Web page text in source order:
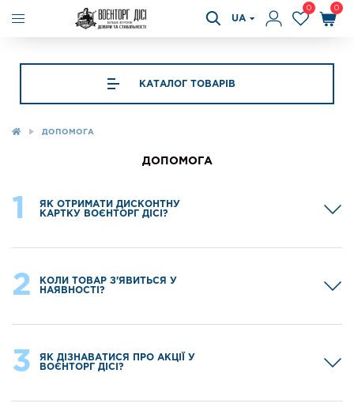
UA
0 0
КАТАЛОГ ТОВАРІВ
ДОПОМОГА
ДОПОМОГА
1
ЯК ОТРИМАТИ ДИСКОНТНУ
КАРТКУ ВОЄНТОРГ ДІСІ?
2
КОЛИ ТОВАР З'ЯВИТЬСЯ У
НАЯВНОСТІ?
3
ЯК ДІЗНАВАТИСЯ ПРО АКЦІЇ У
ВОЄНТОРГ ДІСІ?